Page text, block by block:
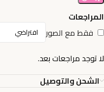
المراجعات
فقط مع الصور
لا توجد مراجعات بعد.
الشحن والتوصيل